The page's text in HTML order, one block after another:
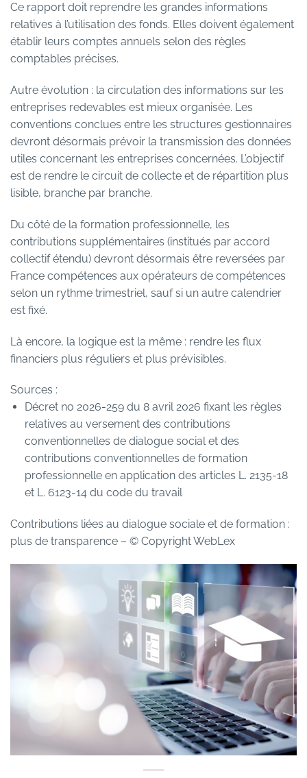
Ce rapport doit reprendre les grandes informations
relatives à l’utilisation des fonds. Elles doivent également
établir leurs comptes annuels selon des règles
comptables précises.
Autre évolution : la circulation des informations sur les
entreprises redevables est mieux organisée. Les
conventions conclues entre les structures gestionnaires
devront désormais prévoir la transmission des données
utiles concernant les entreprises concernées. L’objectif
est de rendre le circuit de collecte et de répartition plus
lisible, branche par branche.
Du côté de la formation professionnelle, les
contributions supplémentaires (institués par accord
collectif étendu) devront désormais être reversées par
France compétences aux opérateurs de compétences
selon un rythme trimestriel, sauf si un autre calendrier
est fixé.
Là encore, la logique est la même : rendre les flux
financiers plus réguliers et plus prévisibles.
Sources :
Décret no 2026-259 du 8 avril 2026 fixant les règles
relatives au versement des contributions
conventionnelles de dialogue social et des
contributions conventionnelles de formation
professionnelle en application des articles L. 2135-18
et L. 6123-14 du code du travail
Contributions liées au dialogue sociale et de formation :
plus de transparence – © Copyright WebLex